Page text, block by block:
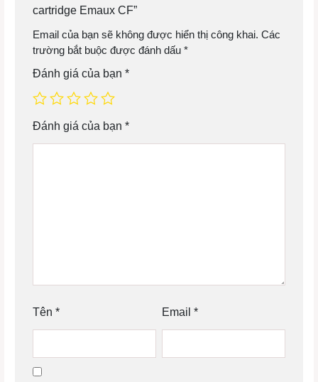
cartridge Emaux CF”
Email của bạn sẽ không được hiển thị công khai. Các
trường bắt buộc được đánh dấu *
Đánh giá của bạn *
Đánh giá của bạn *
Tên * Email *